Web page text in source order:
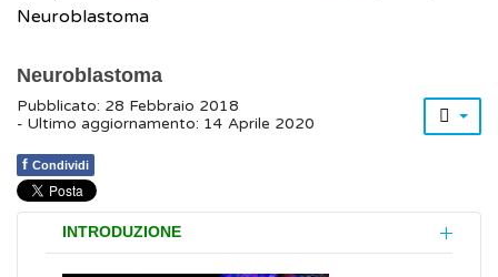
Neuroblastoma
Neuroblastoma
Pubblicato: 28 Febbraio 2018
- Ultimo aggiornamento: 14 Aprile 2020
f Condividi
INTRODUZIONE